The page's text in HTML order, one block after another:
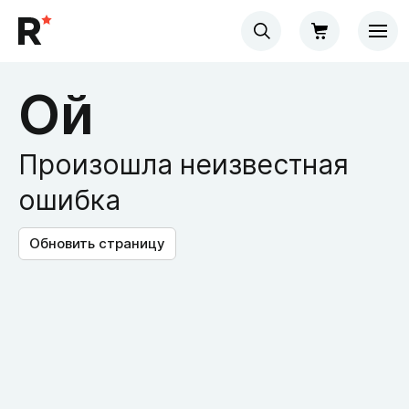
Ой
Произошла неизвестная
ошибка
Обновить страницу